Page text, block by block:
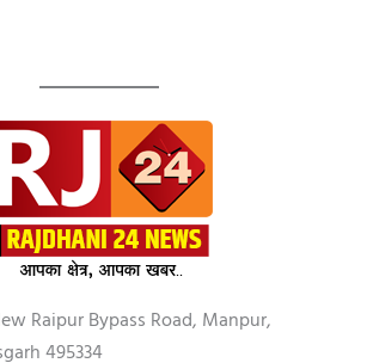
Raipur Bypass Road, Manpur,
495334